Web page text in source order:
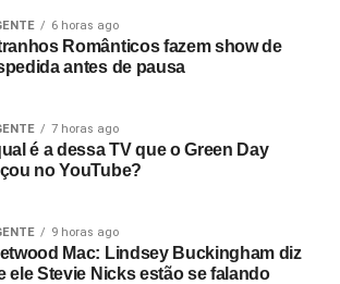
6 horas ago
Românticos fazem show de
antes de pausa
7 horas ago
é a dessa TV que o Green Day
no YouTube?
9 horas ago
Mac: Lindsey Buckingham diz
ele Stevie Nicks estão se falando